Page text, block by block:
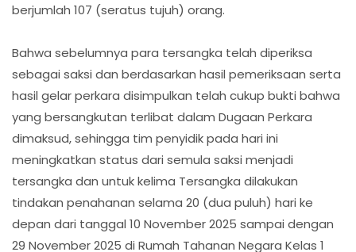
berjumlah 107 (seratus tujuh) orang.
Bahwa sebelumnya para tersangka telah diperiksa
sebagai saksi dan berdasarkan hasil pemeriksaan serta
hasil gelar perkara disimpulkan telah cukup bukti bahwa
yang bersangkutan terlibat dalam Dugaan Perkara
dimaksud, sehingga tim penyidik pada hari ini
meningkatkan status dari semula saksi menjadi
tersangka dan untuk kelima Tersangka dilakukan
tindakan penahanan selama 20 (dua puluh) hari ke
depan dari tanggal 10 November 2025 sampai dengan
29 November 2025 di Rumah Tahanan Negara Kelas 1